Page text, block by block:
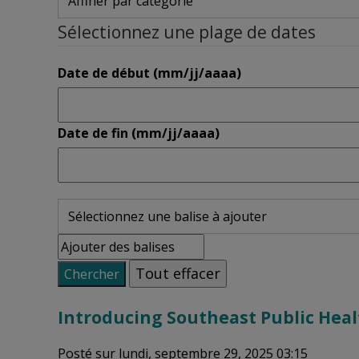
Sélectionnez une plage de dates
Date de début (mm/jj/aaaa)
Date de fin (mm/jj/aaaa)
Chercher Tout effacer
Introducing Southeast Public
Posté sur lundi, septembre 29, 2025 03:15